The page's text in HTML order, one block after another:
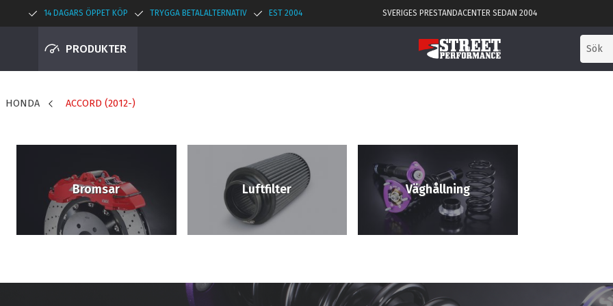
14 DAGARS ÖPPET KÖP TRYGGA BETALALTERNATIV EST 2004 SVERIGES PRESTANDACENTER SEDAN 2004
PRODUKTER
HONDA ACCORD (2012-)
Bromsar Luftfilter Väghållning